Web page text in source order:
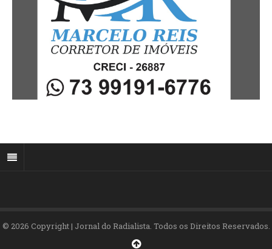
© 2026 Copyright | Jornal do Radialista. Todos os Direitos Reservados.